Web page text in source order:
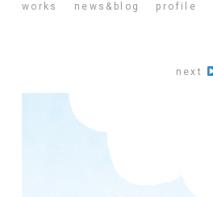
works news&blog profile
next